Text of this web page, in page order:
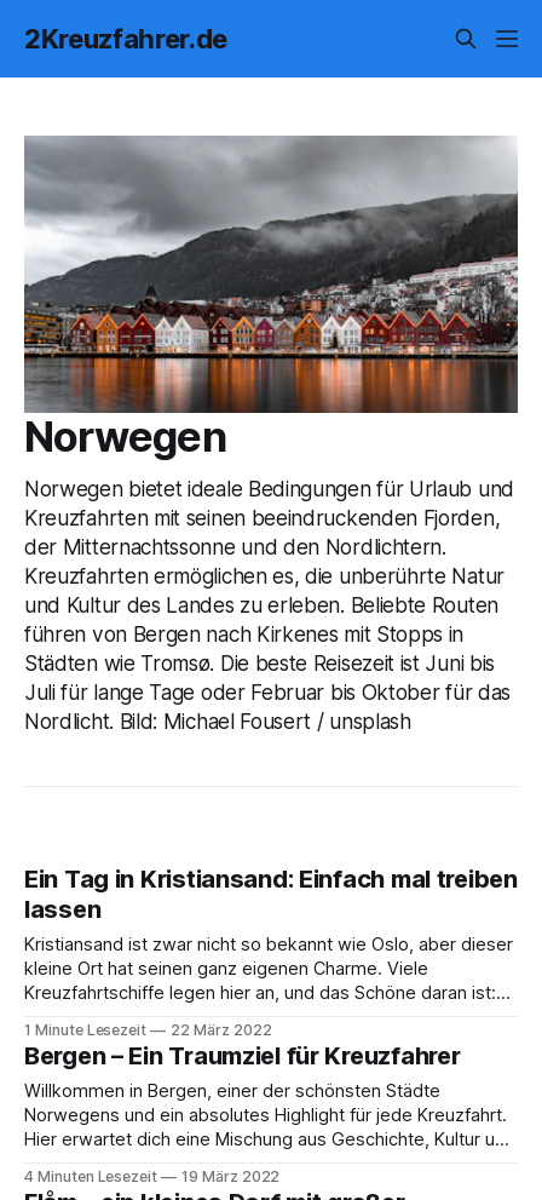
2Kreuzfahrer.de
Norwegen
Norwegen bietet ideale Bedingungen für Urlaub und
Kreuzfahrten mit seinen beeindruckenden Fjorden,
der Mitternachtssonne und den Nordlichtern.
Kreuzfahrten ermöglichen es, die unberührte Natur
und Kultur des Landes zu erleben. Beliebte Routen
führen von Bergen nach Kirkenes mit Stopps in
Städten wie Tromsø. Die beste Reisezeit ist Juni bis
Juli für lange Tage oder Februar bis Oktober für das
Nordlicht. Bild: Michael Fousert / unsplash
Ein Tag in Kristiansand: Einfach mal treiben
lassen
Kristiansand ist zwar nicht so bekannt wie Oslo, aber dieser
kleine Ort hat seinen ganz eigenen Charme. Viele
Kreuzfahrtschiffe legen hier an, und das Schöne daran ist:
Schiffe legen so zentral an, dass du direkt losspazieren
kannst. Wir haben unseren
1 Minute Lesezeit 22 März 2022
Bergen – Ein Traumziel für Kreuzfahrer
Willkommen in Bergen, einer der schönsten Städte
Norwegens und ein absolutes Highlight für jede Kreuzfahrt.
Hier erwartet dich eine Mischung aus Geschichte, Kultur und
Bergen bist oder die Stadt schon kennst – sie wird dich
4 Minuten Lesezeit 19 März 2022